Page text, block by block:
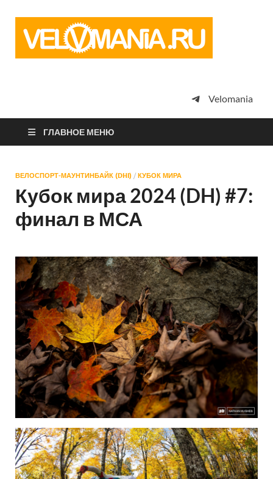
просто
Velomania
ГЛАВНОЕ МЕНЮ
ВЕЛОСПОРТ-МАУНТИНБАЙК (DHI) / КУБОК МИРА
Кубок мира 2024 (DH) #7:
финал в МСА